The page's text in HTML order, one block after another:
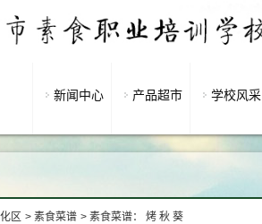
新闻中心 产品超市 学校风采
区 > 素食菜谱 > 素食菜谱： 烤 秋 葵